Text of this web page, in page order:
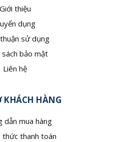
Giới thiệu
dụng
sử dụng
sách bảo mật
Liên hệ
KHÁCH HÀNG
dẫn mua hàng
thức thanh toán